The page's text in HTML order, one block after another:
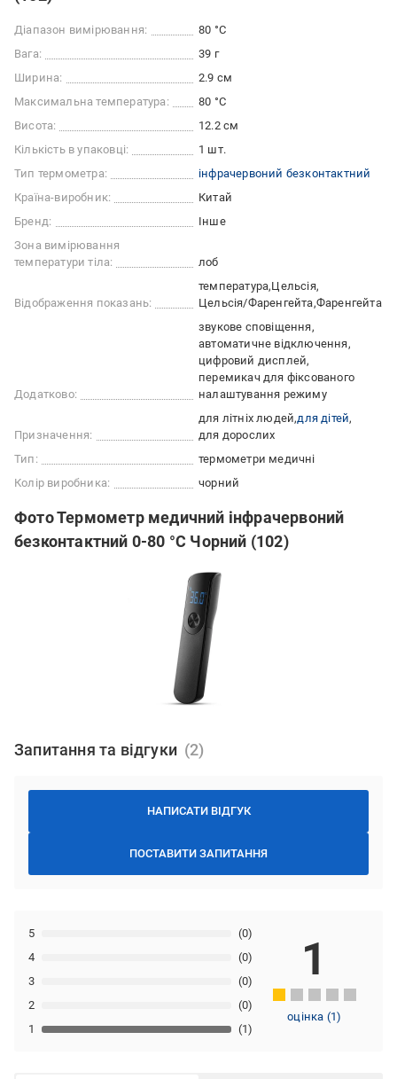
Діапазон вимірювання:
80 °С
Вага:
39 г
Ширина:
2.9 см
Максимальна температура:
80 °С
Висота:
12.2 см
Кількість в упаковці:
1 шт.
Тип термометра:
інфрачервоний безконтактний
Країна-виробник:
Китай
Бренд:
Інше
Зона вимірювання
температури тіла:
лоб
Відображення показань:
температура Цельсія
Цельсія/Фаренгейта Фаренгейта
Додатково:
звукове сповіщення
автоматичне відключення
цифровий дисплей
перемикач для фіксованого
налаштування режиму
Призначення:
для літніх людей для дітей
для дорослих
Тип:
термометри медичні
Колір виробника:
чорний
Фото Термометр медичний інфрачервоний
безконтактний 0-80 °С Чорний (102)
Запитання та відгуки
НАПИСАТИ ВІДГУК
ПОСТАВИТИ ЗАПИТАННЯ
1 (1)
2 (0)
3 (0)
4 (0)
5 (0)
1
оцінка (1)